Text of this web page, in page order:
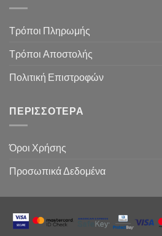
Τρόποι Πληρωμής
Τρόποι Αποστολής
Πολιτική Επιστροφών
ΠΕΡΙΣΣΌΤΕΡΑ
Όροι Χρήσης
Προσωπικά Δεδομένα